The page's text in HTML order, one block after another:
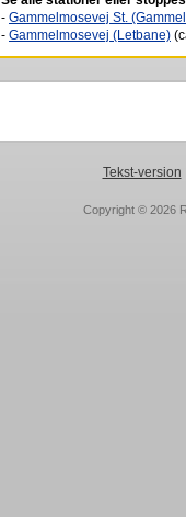
- Gammelmosevej St.
- Gammelmosevej (Letbane)
Tekst-version
Copyright © 2026